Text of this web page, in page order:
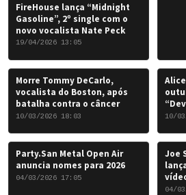
FireHouse lança “Midnight
Gasoline”, 2º single com o
novo vocalista Nate Peck
19/04/2026 13:05
Morre Tommy DeCarlo,
vocalista do Boston, após
batalha contra o câncer
10/03/2026 18:03 10/
Party.San Metal Open Air
anuncia nomes para 2026
04/03/2026 17:05
Joe
04/